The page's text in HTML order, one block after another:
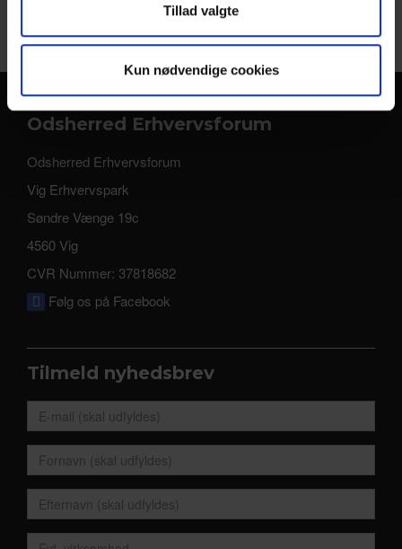
Tillad valgte
Kun nødvendige cookies
Odsherred Erhvervsforum
Odsherred Erhvervsforum
Vig Erhvervspark
Søndre Vænge 19c
4560 Vig
CVR Nummer: 37818682
Følg os på Facebook
Tilmeld nyhedsbrev